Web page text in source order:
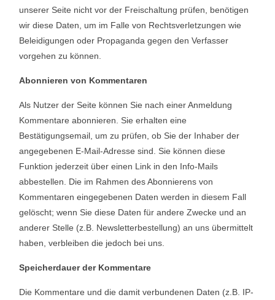
unserer Seite nicht vor der Freischaltung prüfen, benötigen
wir diese Daten, um im Falle von Rechtsverletzungen wie
Beleidigungen oder Propaganda gegen den Verfasser
vorgehen zu können.
Abonnieren von Kommentaren
Als Nutzer der Seite können Sie nach einer Anmeldung
Kommentare abonnieren. Sie erhalten eine
Bestätigungsemail, um zu prüfen, ob Sie der Inhaber der
angegebenen E-Mail-Adresse sind. Sie können diese
Funktion jederzeit über einen Link in den Info-Mails
abbestellen. Die im Rahmen des Abonnierens von
Kommentaren eingegebenen Daten werden in diesem Fall
gelöscht; wenn Sie diese Daten für andere Zwecke und an
anderer Stelle (z.B. Newsletterbestellung) an uns übermittelt
haben, verbleiben die jedoch bei uns.
Speicherdauer der Kommentare
Die Kommentare und die damit verbundenen Daten (z.B. IP-